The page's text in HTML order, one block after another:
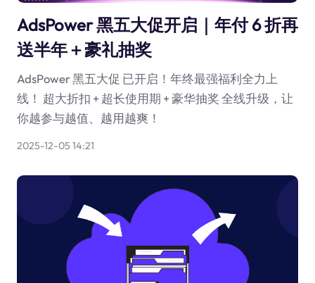
AdsPower 黑五大促开启｜年付 6 折再
送半年＋豪礼抽奖
AdsPower 黑五大促 已开启！年终最强福利全力上
线！ 超大折扣 + 超长使用期 + 豪华抽奖 全线升级，让
你越参与越值、越用越爽！
2025-12-05 14:21